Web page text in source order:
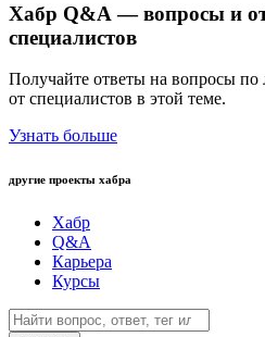
Хабр Q&A — вопросы и
специалистов
Получайте ответы на вопросы
от специалистов в этой теме.
Узнать больше
другие проекты хабра
Хабр
Q&A
Карьера
Курсы